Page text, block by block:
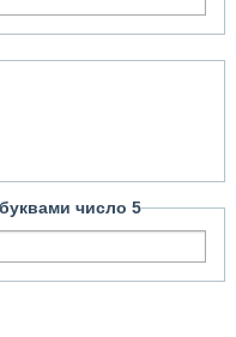
число 5